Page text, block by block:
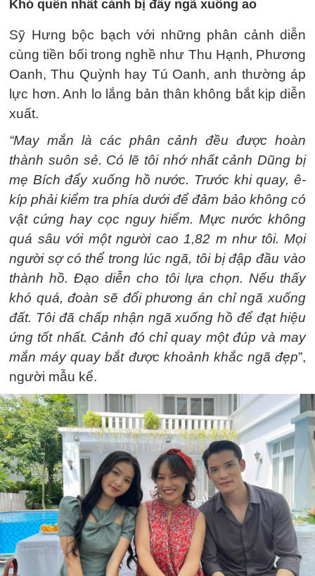
Khó quên nhất cảnh bị đẩy ngã xuống ao
Sỹ Hưng bộc bạch với những phân cảnh diễn
cùng tiền bối trong nghề như Thu Hạnh, Phương
Oanh, Thu Quỳnh hay Tú Oanh, anh thường áp
lực hơn. Anh lo lắng bản thân không bắt kịp diễn
xuất.
“May mắn là các phân cảnh đều được hoàn
thành suôn sẻ. Có lẽ tôi nhớ nhất cảnh Dũng bị
mẹ Bích đẩy xuống hồ nước. Trước khi quay, ê-
kíp phải kiểm tra phía dưới để đảm bảo không có
vật cứng hay cọc nguy hiểm. Mực nước không
quá sâu với một người cao 1,82 m như tôi. Mọi
người sợ có thể trong lúc ngã, tôi bị đập đầu vào
thành hồ. Đạo diễn cho tôi lựa chọn. Nếu thấy
khó quá, đoàn sẽ đổi phương án chỉ ngã xuống
đất. Tôi đã chấp nhận ngã xuống hồ để đạt hiệu
ứng tốt nhất. Cảnh đó chỉ quay một đúp và may
mắn máy quay bắt được khoảnh khắc ngã đẹp”,
người mẫu kể.